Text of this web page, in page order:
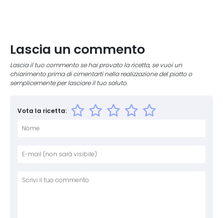
Lascia un commento
Lascia il tuo commento se hai provato la ricetta, se vuoi un
chiarimento prima di cimentarti nella realizzazione del piatto o
semplicemente per lasciare il tuo saluto.
Vota la ricetta: